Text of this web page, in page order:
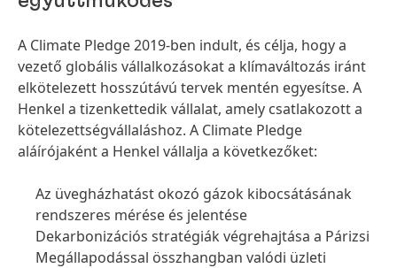
A Climate Pledge 2019-ben indult, és célja, hogy a
vezető globális vállalkozásokat a klímaváltozás iránt
elkötelezett hosszútávú tervek mentén egyesítse. A
Henkel a tizenkettedik vállalat, amely csatlakozott a
kötelezettségvállaláshoz. A Climate Pledge
aláírójaként a Henkel vállalja a következőket:
Az üvegházhatást okozó gázok kibocsátásának
rendszeres mérése és jelentése
Dekarbonizációs stratégiák végrehajtása a Párizsi
Megállapodással összhangban valódi üzleti